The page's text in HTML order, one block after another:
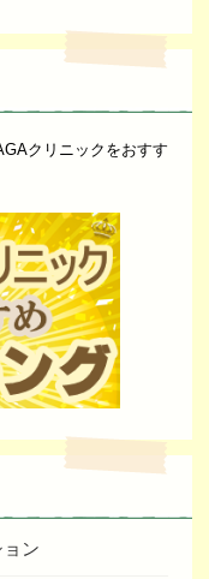
クリニックをおすす
ン